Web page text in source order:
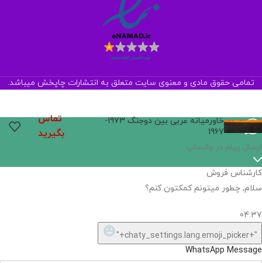
تمامی حقوق مادی و معنوی سایت متعلق به انتشارات چاپخش میباشد.
خاورمیانه عربی بین دوجنگ 1973-
1967
تماس
بگیرید
ارسال پیام در واتساپ
کارشناس فروش
سلام, چطور میتونم کمکتون کنم؟
04:37
"+chaty_settings.lang.emoji_picker+"
WhatsApp Message